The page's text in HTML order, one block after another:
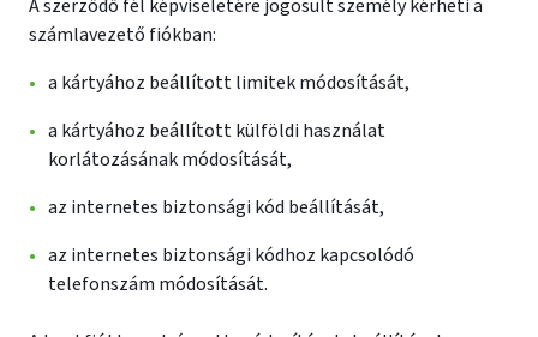
A szerződő fél képviseletére jogosult személy kérheti a
számlavezető fiókban:
a kártyához beállított limitek módosítását,
a kártyához beállított külföldi használat
korlátozásának módosítását,
az internetes biztonsági kód beállítását,
az internetes biztonsági kódhoz kapcsolódó
telefonszám módosítását.